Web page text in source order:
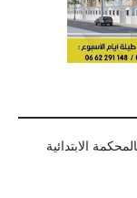
الابتدائية